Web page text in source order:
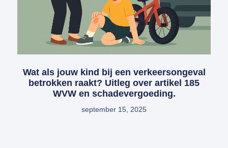
Wat als jouw kind bij een verkeersongeval
betrokken raakt? Uitleg over artikel 185
WVW en schadevergoeding.
september 15, 2025